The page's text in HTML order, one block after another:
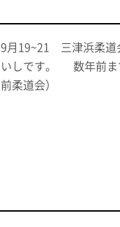
9月19~21 三津浜
いしです。 数年前ま
前柔道会）